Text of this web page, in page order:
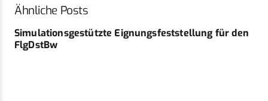
Ähnliche Posts
Simulationsgestützte Eignungsfeststellung für den
FlgDstBw